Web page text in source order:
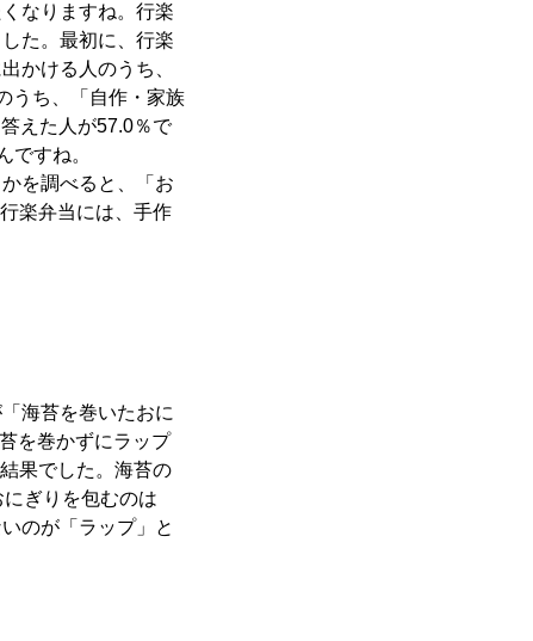
なりますね。行楽
た。最初に、行楽
かける人のうち、
うち、「自作・家族
えた人が57.0％で
ですね。
を調べると、「お
楽弁当には、手作
海苔を巻いたおに
を巻かずにラップ
果でした。海苔の
ぎりを包むのは
のが「ラップ」と